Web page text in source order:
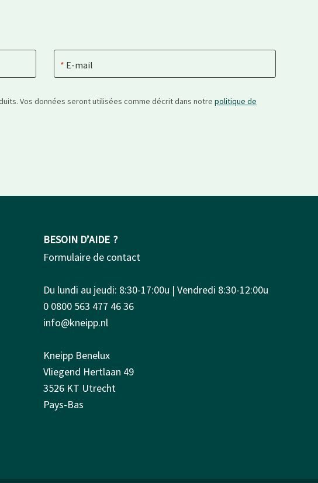
E-mail
Vos données seront utilisées comme décrit dans notre politique de
BESOIN D’AIDE ?
Formulaire de contact
Du lundi au jeudi: 8:30-17:00u | Vendredi 8:30-12:00u
0 0800 563 477 46 36
info@kneipp.nl
Kneipp Benelux
Vliegend Hertlaan 49
3526 KT Utrecht
Pays-Bas